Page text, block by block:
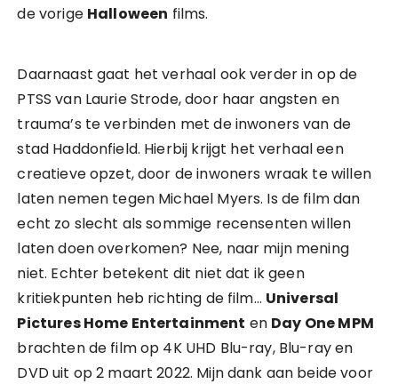
de vorige Halloween films.
Daarnaast gaat het verhaal ook verder in op de
PTSS van Laurie Strode, door haar angsten en
trauma’s te verbinden met de inwoners van de
stad Haddonfield. Hierbij krijgt het verhaal een
creatieve opzet, door de inwoners wraak te willen
laten nemen tegen Michael Myers. Is de film dan
echt zo slecht als sommige recensenten willen
laten doen overkomen? Nee, naar mijn mening
niet. Echter betekent dit niet dat ik geen
kritiekpunten heb richting de film… Universal
Pictures Home Entertainment en Day One MPM
brachten de film op 4K UHD Blu-ray, Blu-ray en
DVD uit op 2 maart 2022. Mijn dank aan beide voor